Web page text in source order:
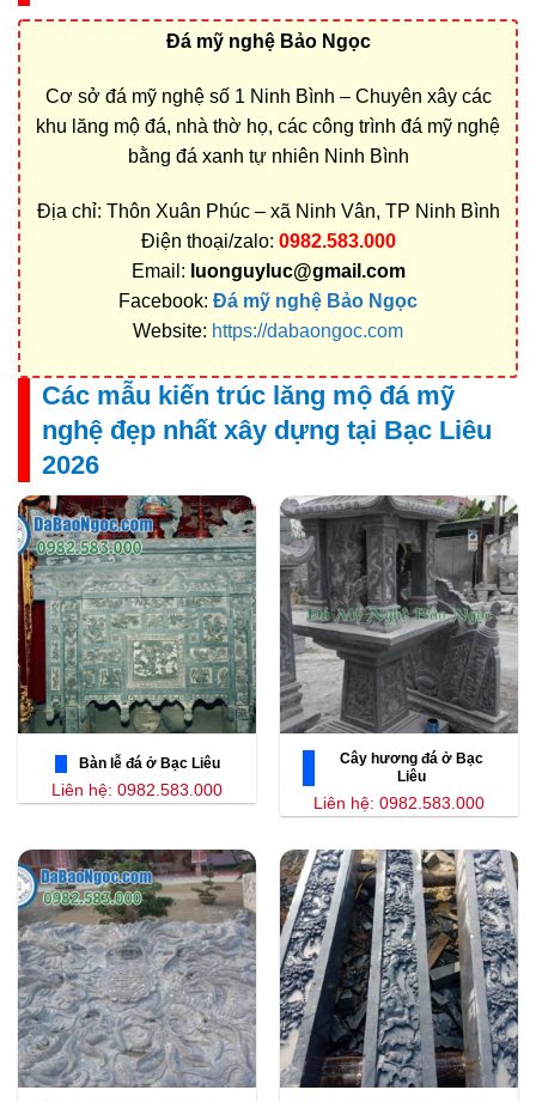
Đá mỹ nghệ Bảo Ngọc
Cơ sở đá mỹ nghệ số 1 Ninh Bình – Chuyên xây các
khu lăng mộ đá, nhà thờ họ, các công trình đá mỹ nghệ
bằng đá xanh tự nhiên Ninh Bình
Địa chỉ: Thôn Xuân Phúc – xã Ninh Vân, TP Ninh Bình
Điện thoại/zalo: 0982.583.000
Email: luonguyluc@gmail.com
Facebook: Đá mỹ nghệ Bảo Ngọc
Website: https://dabaongoc.com
Các mẫu kiến trúc lăng mộ đá mỹ
nghệ đẹp nhất xây dựng tại Bạc Liêu
2026
Bàn lễ đá ở Bạc Liêu
Liên hệ: 0982.583.000
Cây hương đá ở Bạc
Liêu
Liên hệ: 0982.583.000